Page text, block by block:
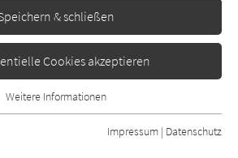
anzeigen
& schließen
Cookies akzeptieren
für grundlegende Funktionen der
ist gewährleistet, dass die Webseite
Weitere Informationen
Impressum | Datenschutz